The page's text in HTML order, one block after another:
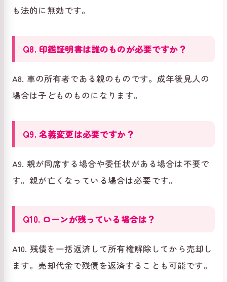
も法的に無効です。
Q8. 印鑑証明書は誰のものが必要ですか？
A8. 車の所有者である親のものです。成年後見人の
場合は子どものものになります。
Q9. 名義変更は必要ですか？
A9. 親が同席する場合や委任状がある場合は不要で
す。親が亡くなっている場合は必要です。
Q10. ローンが残っている場合は？
A10. 残債を一括返済して所有権解除してから売却し
ます。売却代金で残債を返済することも可能です。